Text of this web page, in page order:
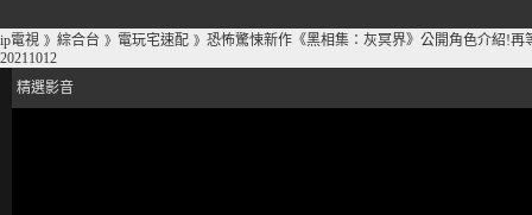
ip電視 》 綜合台 》 電玩宅速配 》 恐怖驚悚新作《黑相集：灰冥界》公開角色介紹!再
20211012
精選影音